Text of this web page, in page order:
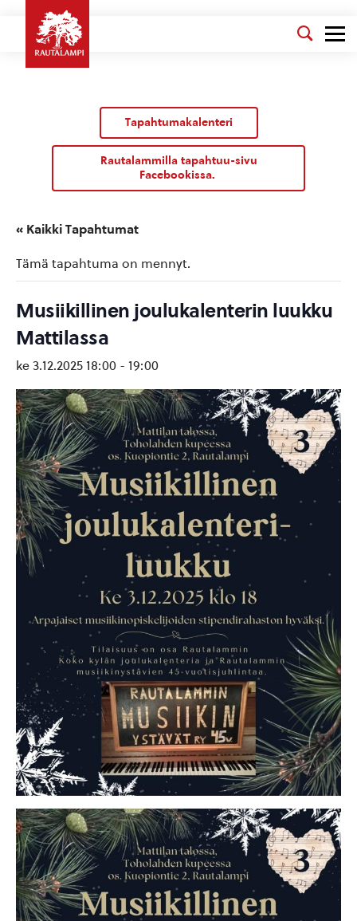
Tapahtumakalenteri
Rautalammilla tapahtuu-sivu
Facebookissa.
« Kaikki Tapahtumat
Tämä tapahtuma on mennyt.
Musiikillinen joulukalenterin luukku
Mattilassa
ke 3.12.2025 18:00 - 19:00